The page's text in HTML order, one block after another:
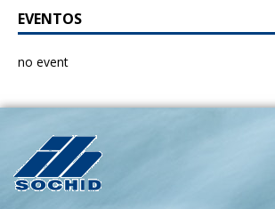
EVENTOS
no event